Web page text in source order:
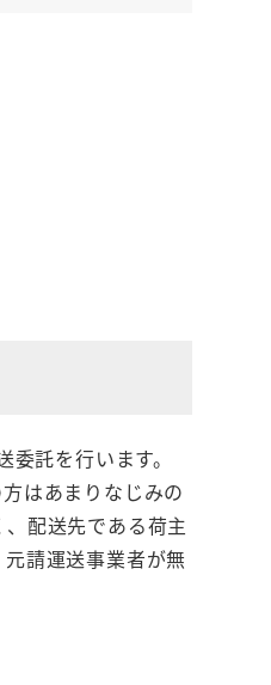
託を行います。
はあまりなじみの
配送先である荷主
請運送事業者が無